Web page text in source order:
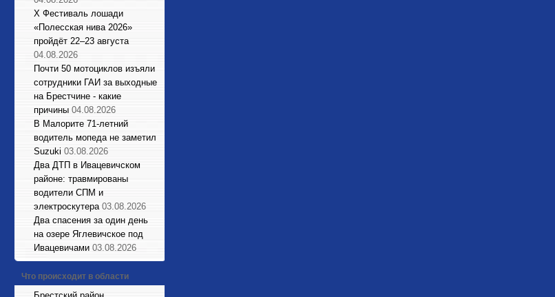
X Фестиваль лошади
«Полесская нива 2026»
пройдёт 22–23 августа
04.08.2026
Почти 50 мотоциклов изъяли
сотрудники ГАИ за выходные
на Брестчине - какие
причины 04.08.2026
В Малорите 71-летний
водитель мопеда не заметил
Suzuki 03.08.2026
Два ДТП в Ивацевичском
районе: травмированы
водители СПМ и
электроскутера 03.08.2026
Два спасения за один день
на озере Яглевичское под
Ивацевичами 03.08.2026
Что происходит в области